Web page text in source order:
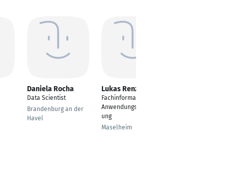
Daniela Rocha
Data Scientist
Brandenburg an der
Havel
Lukas Renz
Fachinformatiker
Anwendungsentwickl
ung
Maselheim